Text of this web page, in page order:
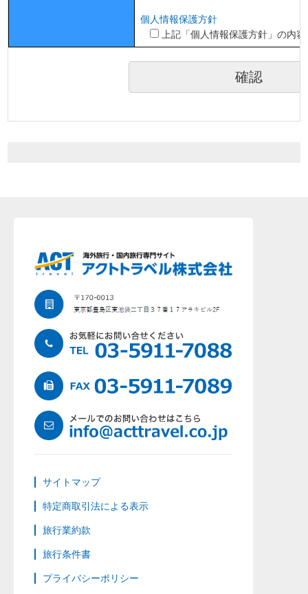
個人情報保護方針
上記「個人情報保護方針」の内
サイトマップ
特定商取引法による表示
旅行業約款
旅行条件書
プライバシーポリシー